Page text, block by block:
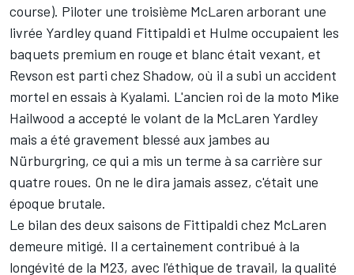
course). Piloter une troisième McLaren arborant une
livrée Yardley quand Fittipaldi et Hulme occupaient les
baquets premium en rouge et blanc était vexant, et
Revson est parti chez Shadow, où il a subi un accident
mortel en essais à Kyalami. L'ancien roi de la moto Mike
Hailwood a accepté le volant de la McLaren Yardley
mais a été gravement blessé aux jambes au
Nürburgring, ce qui a mis un terme à sa carrière sur
quatre roues. On ne le dira jamais assez, c'était une
époque brutale.
Le bilan des deux saisons de Fittipaldi chez McLaren
demeure mitigé. Il a certainement contribué à la
longévité de la M23, avec l'éthique de travail, la qualité